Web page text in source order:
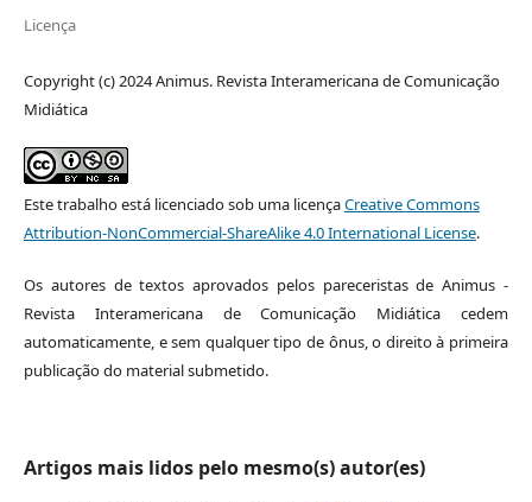
Licença
Copyright (c) 2024 Animus. Revista Interamericana de Comunicação
Midiática
Este trabalho está licenciado sob uma licençaCreative Commons
Attribution-NonCommercial-ShareAlike 4.0 International License.
Os autores de textos aprovados pelos pareceristas de Animus -
Revista Interamericana de Comunicação Midiática cedem
automaticamente, e sem qualquer tipo de ônus, o direito à primeira
publicação do material submetido.
Artigos mais lidos pelo mesmo(s) autor(es)